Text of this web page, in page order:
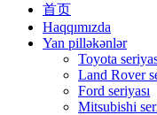
首页
Haqqımızda
Yan pilləkənlər
Toyota
Land Rover
Ford seriyası
Mitsubishi